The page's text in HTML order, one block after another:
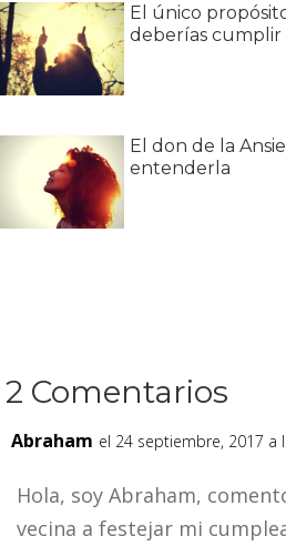
El único
deberías cumplir
El don de la
entenderla
2 Comentarios
Abraham el 24 septiembre, 2017 a
Hola, soy Abraham,
vecina a festejar mi